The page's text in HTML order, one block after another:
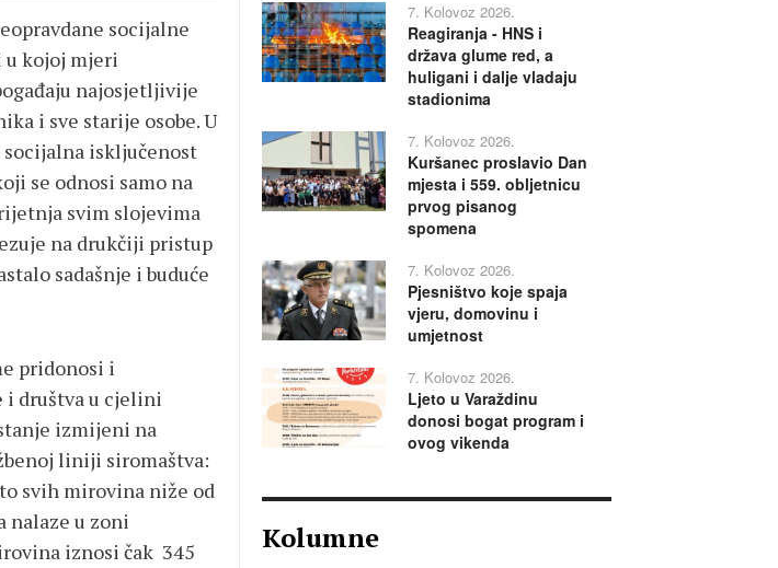
socijalne
u kojoj mjeri
najosjetljivije
i sve starije osobe. U
isključenost
se odnosi samo na
svim slojevima
na drukčiji pristup
sadašnje i buduće
pridonosi i
i društva u cjelini
izmijeni na
liniji siromaštva:
svih mirovina niže od
nalaze u zoni
iznosi čak 345
7. Kolovoz 2026.
Reagiranja - HNS i
država glume red, a
huligani i dalje vladaju
stadionima
7. Kolovoz 2026.
Kuršanec proslavio Dan
mjesta i 559. obljetnicu
prvog pisanog
spomena
7. Kolovoz 2026.
Pjesništvo koje spaja
vjeru, domovinu i
umjetnost
7. Kolovoz 2026.
Ljeto u Varaždinu
donosi bogat program i
ovog vikenda
Kolumne